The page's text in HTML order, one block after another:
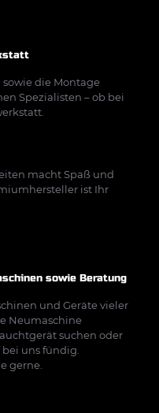
sowie die Montage
Spezialisten – ob bei
macht Spaß und
ist Ihr
sowie Beratung
und Geräte vieler
Neumaschine
suchen oder
uns fündig.
gerne.